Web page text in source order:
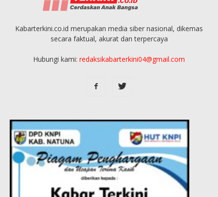
Kabarterkini.co.id merupakan media siber nasional, dikemas
secara faktual, akurat dan terpercaya
Hubungi kami: redaksikabarterkini04@gmail.com